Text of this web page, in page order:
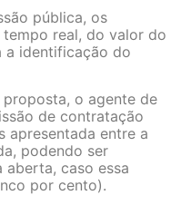
pública, os
real, do valor do
a identificação do
o agente de
de contratação
apresentada entre a
podendo ser
caso essa
por cento).